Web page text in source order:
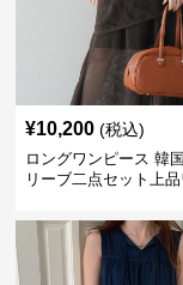
¥10,200 (税込)
ロングワンピース 韓
リーブ二点セット上